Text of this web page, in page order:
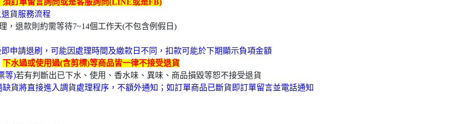
訂單留言詢問或是客服詢問(LINE或是FB)
貨服務流程
，退款則約需等待7~14個工作天(不包含例假日)
申請退刷，可能因處理時間及繳款日不同，扣款可能於下期顯示負項金額
下水過或使用過(含剪標)等商品皆一律不接受退貨
等)若有判斷出已下水、使用、香水味、異味、商品損毀等恕不接受退貨
缺貨將直接進入調貨處理程序，不額外通知；如訂單商品已斷貨即訂單留言並電話通知